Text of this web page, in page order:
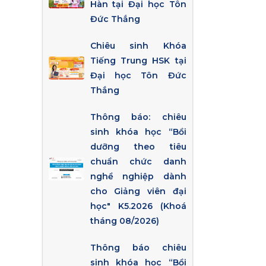
Hàn tại Đại học Tôn
Đức Thắng
Chiêu sinh Khóa
Tiếng Trung HSK tại
Đại học Tôn Đức
Thắng
Thông báo: chiêu
sinh khóa học “Bồi
dưỡng theo tiêu
chuẩn chức danh
nghề nghiệp dành
cho Giảng viên đại
học" K5.2026 (Khoá
tháng 08/2026)
Thông báo chiêu
sinh khóa học “Bồi